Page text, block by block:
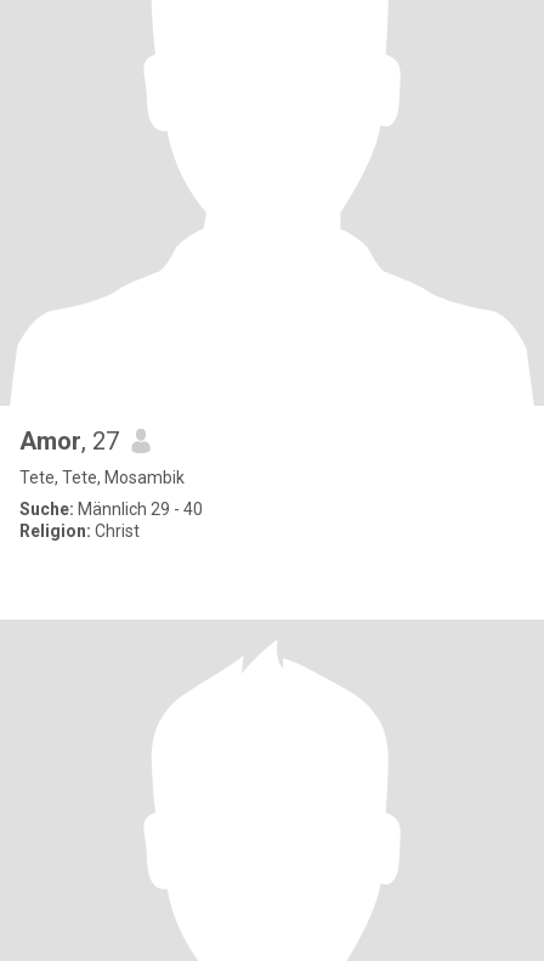
Amor, 27
Tete, Tete, Mosambik
Suche: Männlich 29 - 40
Religion: Christ